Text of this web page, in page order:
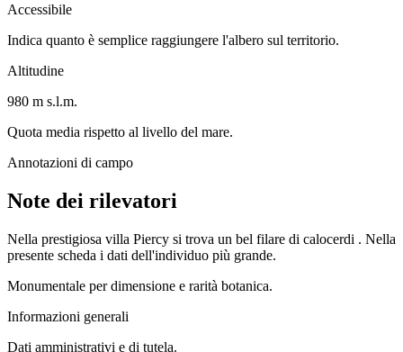
Accessibile
Indica quanto è semplice raggiungere l'albero sul territorio.
Altitudine
980 m s.l.m.
Quota media rispetto al livello del mare.
Annotazioni di campo
Note dei rilevatori
Nella prestigiosa villa Piercy si trova un bel filare di calocerdi . Nella
presente scheda i dati dell'individuo più grande.
Monumentale per dimensione e rarità botanica.
Informazioni generali
Dati amministrativi e di tutela.